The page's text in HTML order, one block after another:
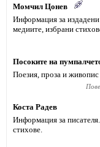
Момчил Цонев
Информация за
медиите, избрани
Посоките на
Поезия, проза и
Коста Радев
Информация за
стихове.